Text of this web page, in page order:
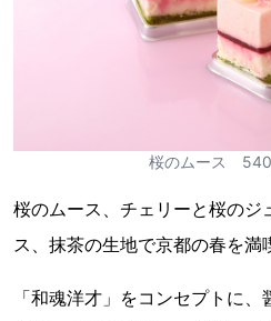
桜のムース 540
桜のムース、チェリーと桜のジ
ス、抹茶の生地で京都の春を満
「和魂洋才」をコンセプトに